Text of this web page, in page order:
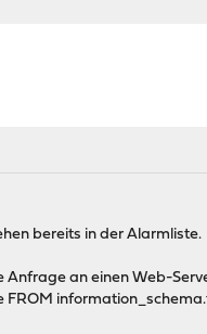
bereits in der Alarmliste.
an einen Web-
FROM